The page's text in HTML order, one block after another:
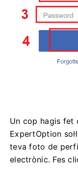
Un cop hagis fet
ExpertOption
teva foto de
electrònic. Fes